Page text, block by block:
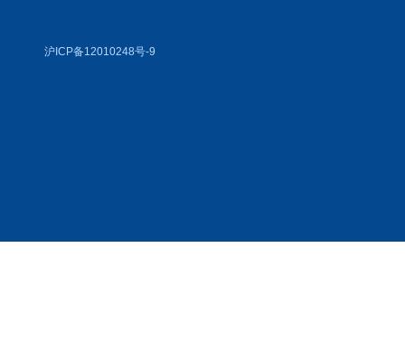
沪ICP备12010248号-9